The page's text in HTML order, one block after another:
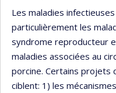
Les maladies
particulièrement les
syndrome reproducteur
maladies associées au
porcine. Certains projets
ciblent: 1) les